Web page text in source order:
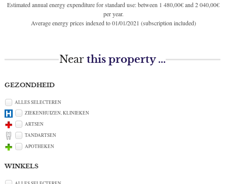
Estimated annual energy expenditure for standard use: between 1 480,00€ and 2 040,00€
per year.
Average energy prices indexed to 01/01/2021 (subscription included)
Nearthis property ...
GEZONDHEID
ALLES SELECTEREN
ZIEKENHUIZEN, KLINIEKEN
ARTSEN
TANDARTSEN
APOTHEKEN
WINKELS